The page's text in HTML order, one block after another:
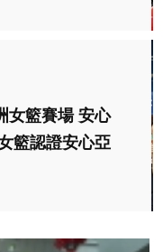
女籃賽場 安心
籃認證安心亞